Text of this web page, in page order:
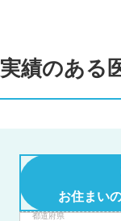
実績のある
お住まい
都道府県